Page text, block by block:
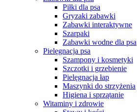
Piłki dla psa
Gryzaki zabawki
Zabawki interaktywne
Szarpaki
Zabawki wodne dla psa
Pielęgnacja psa
Szampony i kosmetyki
Szczotki i grzebienie
Pielęgnacja łap
Maszynki do strzyżenia
Higiena i sprzątanie
Witaminy i zdrowie